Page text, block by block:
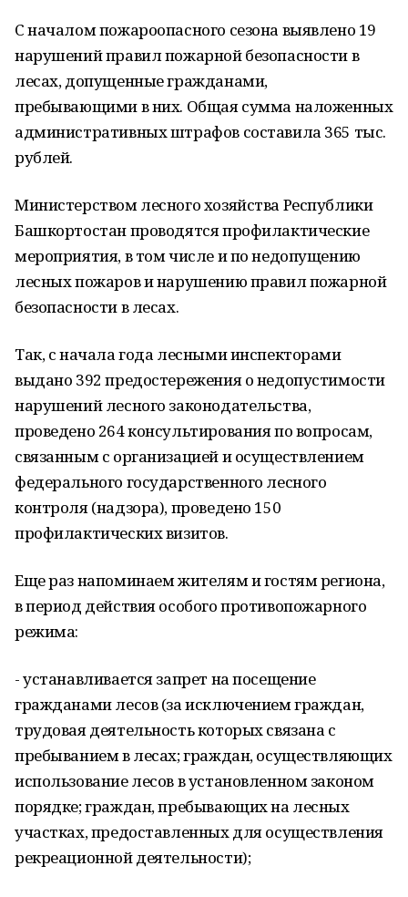
С началом пожароопасного сезона выявлено 19
нарушений правил пожарной безопасности в
лесах, допущенные гражданами,
пребывающими в них. Общая сумма наложенных
административных штрафов составила 365 тыс.
рублей.
Министерством лесного хозяйства Республики
Башкортостан проводятся профилактические
мероприятия, в том числе и по недопущению
лесных пожаров и нарушению правил пожарной
безопасности в лесах.
Так, с начала года лесными инспекторами
выдано 392 предостережения о недопустимости
нарушений лесного законодательства,
проведено 264 консультирования по вопросам,
связанным с организацией и осуществлением
федерального государственного лесного
контроля (надзора), проведено 150
профилактических визитов.
Еще раз напоминаем жителям и гостям региона,
в период действия особого противопожарного
режима:
- устанавливается запрет на посещение
гражданами лесов (за исключением граждан,
трудовая деятельность которых связана с
пребыванием в лесах; граждан, осуществляющих
использование лесов в установленном законом
порядке; граждан, пребывающих на лесных
участках, предоставленных для осуществления
рекреационной деятельности);